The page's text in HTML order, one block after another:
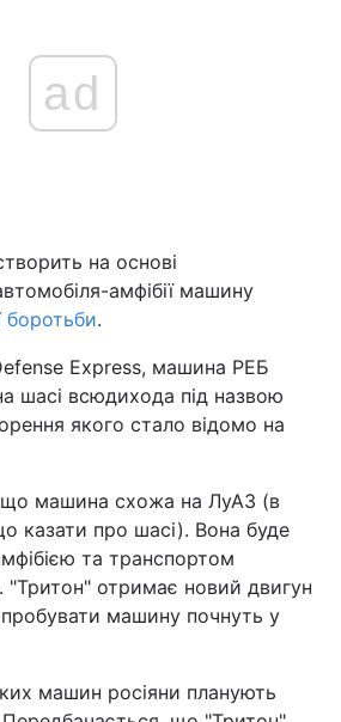
ad
на основі
амфібії машину
боротьби.
Express, машина РЕБ
шасі всюдихода під назвою
якого стало відомо на
що машина схожа на ЛуАЗ (в
казати про шасі). Вона буде
та транспортом
"Тритон" отримає новий двигун
машину почнуть у
машин росіяни планують